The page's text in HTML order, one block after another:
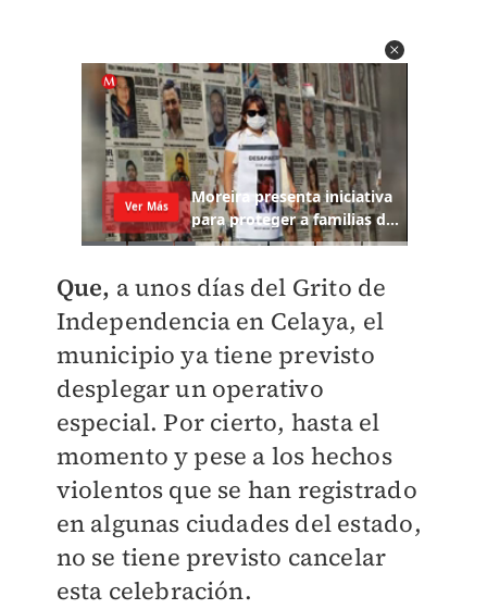
Que, a unos días del Grito de
Independencia en Celaya, el
municipio ya tiene previsto
desplegar un operativo
especial. Por cierto, hasta el
momento y pese a los hechos
violentos que se han registrado
en algunas ciudades del estado,
no se tiene previsto cancelar
esta celebración.